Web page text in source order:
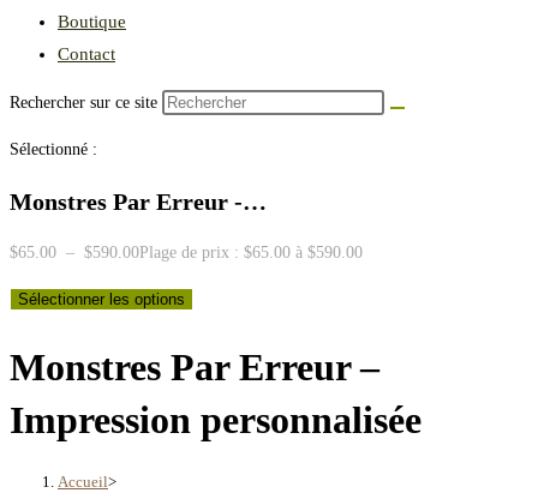
Boutique
Contact
Rechercher sur ce site
Sélectionné :
Monstres Par Erreur -…
$65.00 – $590.00Plage de prix : $65.00 à $590.00
Sélectionner les options
Monstres Par Erreur –
Impression personnalisée
Accueil>